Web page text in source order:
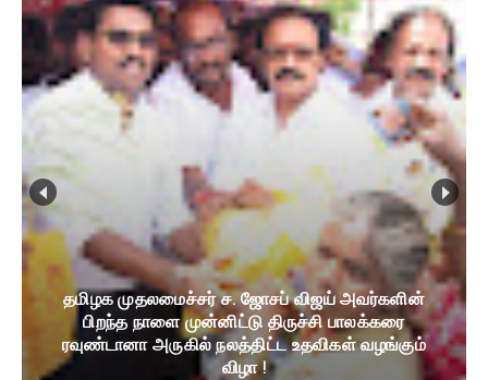
தமிழக முதலமைச்சர் ச. ஜோசப் விஜய் அவர்களின்
பிறந்த நாளை முன்னிட்டு திருச்சி பாலக்கரை
ரவுண்டானா அருகில் நலத்திட்ட உதவிகள் வழங்கும்
விழா !